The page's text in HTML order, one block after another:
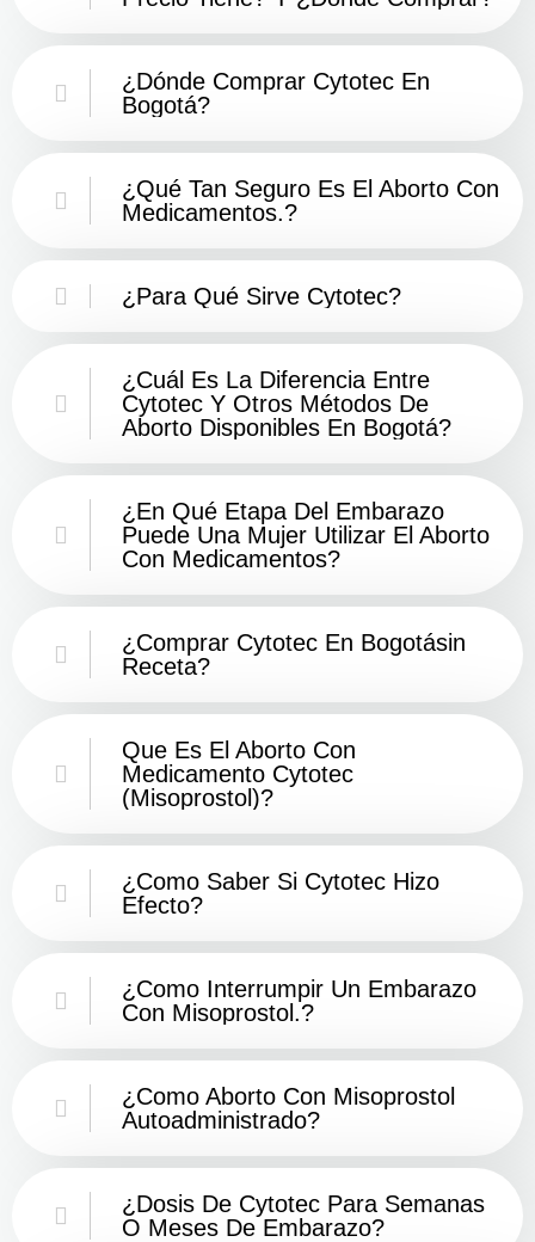
¿Dónde Comprar Cytotec En
Bogotá?
¿Qué Tan Seguro Es El Aborto Con
Medicamentos.?
¿Para Qué Sirve Cytotec?
¿Cuál Es La Diferencia Entre
Cytotec Y Otros Métodos De
Aborto Disponibles En Bogotá?
¿En Qué Etapa Del Embarazo
Puede Una Mujer Utilizar El Aborto
Con Medicamentos?
¿Comprar Cytotec En Bogotásin
Receta?
Que Es El Aborto Con
Medicamento Cytotec
(misoprostol)?
¿Como Saber Si Cytotec Hizo
Efecto?
¿como Interrumpir Un Embarazo
Con Misoprostol.?
¿Como Aborto Con Misoprostol
Autoadministrado?
¿Dosis De Cytotec Para Semanas
O Meses De Embarazo?